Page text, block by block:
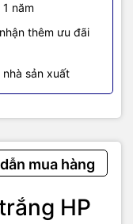
năm
thêm ưu đãi
sản xuất
mua hàng
HP